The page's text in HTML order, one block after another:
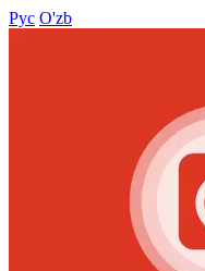
Рус O'zb